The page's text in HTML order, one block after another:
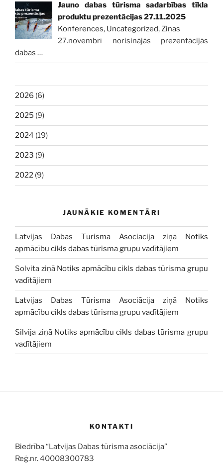
Jauno dabas tūrisma sadarbības tīkla
produktu prezentācijas 27.11.2025
Konferences, Uncategorized,Ziņas
27.novembrī norisinājās prezentācijās
dabas …
2026 (6)
2025 (9)
2024 (19)
2023 (9)
2022 (9)
JAUNĀKIE KOMENTĀRI
Latvijas Dabas Tūrisma Asociācija ziņā Notiks
apmācību cikls dabas tūrisma grupu vadītājiem
Solvita ziņā Notiks apmācību cikls dabas tūrisma grupu
vadītājiem
Latvijas Dabas Tūrisma Asociācija ziņā Notiks
apmācību cikls dabas tūrisma grupu vadītājiem
Silvija ziņā Notiks apmācību cikls dabas tūrisma grupu
vadītājiem
KONTAKTI
Biedrība “Latvijas Dabas tūrisma asociācija”
Reģ.nr. 40008300783